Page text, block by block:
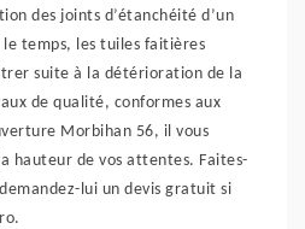
des joints d’étanchéité d’un
temps, les tuiles faitières
suite à la détérioration de la
de qualité, conformes aux
Morbihan 56, il vous
hauteur de vos attentes. Faites-
lui un devis gratuit si